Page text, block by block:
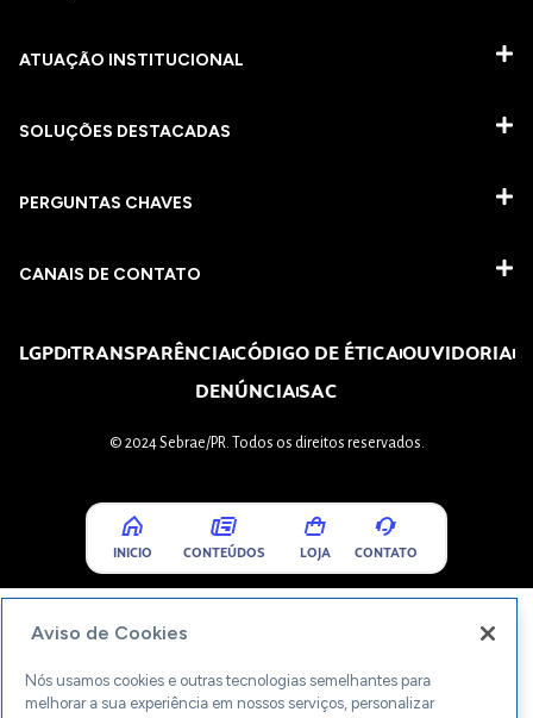
ATUAÇÃO INSTITUCIONAL
SOLUÇÕES DESTACADAS
PERGUNTAS CHAVES​
CANAIS DE CONTATO
LGPDTRANSPARÊNCIACÓDIGO DE ÉTICAOUVIDORIA
DENÚNCIASAC
© 2024 Sebrae/PR. Todos os direitos reservados.
INICIO CONTEÚDOS LOJA CONTATO
Aviso de Cookies
Nós usamos cookies e outras tecnologias semelhantes para
melhorar a sua experiência em nossos serviços, personalizar